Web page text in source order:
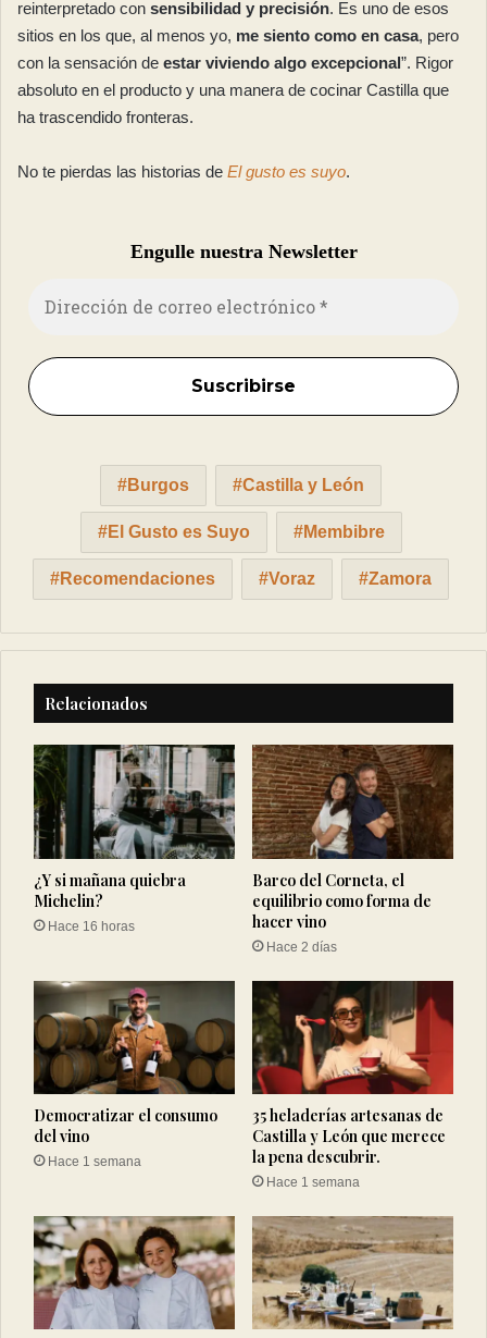
reinterpretado con sensibilidad y precisión. Es uno de esos
sitios en los que, al menos yo, me siento como en casa, pero
con la sensación de estar viviendo algo excepcional”. Rigor
absoluto en el producto y una manera de cocinar Castilla que
ha trascendido fronteras.
No te pierdas las historias de El gusto es suyo.
Engulle nuestra Newsletter
Burgos Castilla y León
El Gusto es Suyo Membibre
Recomendaciones Voraz Zamora
Relacionados
¿Y si mañana quiebra
Michelin?
Hace 16 horas
Barco del Corneta, el
equilibrio como forma de
hacer vino
Hace 2 días
Democratizar el consumo
del vino
Hace 1 semana
35 heladerías artesanas de
Castilla y León que merece
la pena descubrir.
Hace 1 semana